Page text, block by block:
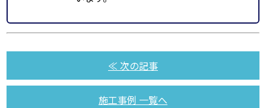
≪ 次の記事
施工事例 一覧へ